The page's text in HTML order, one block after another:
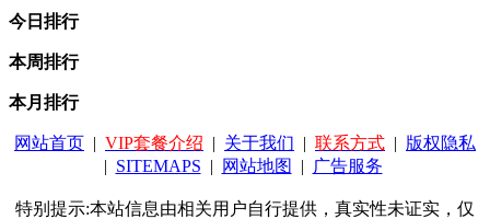
今日排行
本周排行
本月排行
网站首页 | VIP套餐介绍 | 关于我们 | 联系方式 | 版权隐私
| SITEMAPS | 网站地图 | 广告服务
特别提示:本站信息由相关用户自行提供，真实性未证实，仅